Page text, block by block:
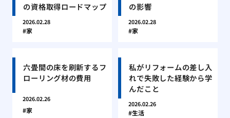
の資格取得ロードマップ
2026.02.28
家
の影響
2026.02.28
家
六畳間の床を刷新するフ
ローリング材の費用
2026.02.26
家
私がリフォームの差し入
れで失敗した経験から学
んだこと
2026.02.26
生活